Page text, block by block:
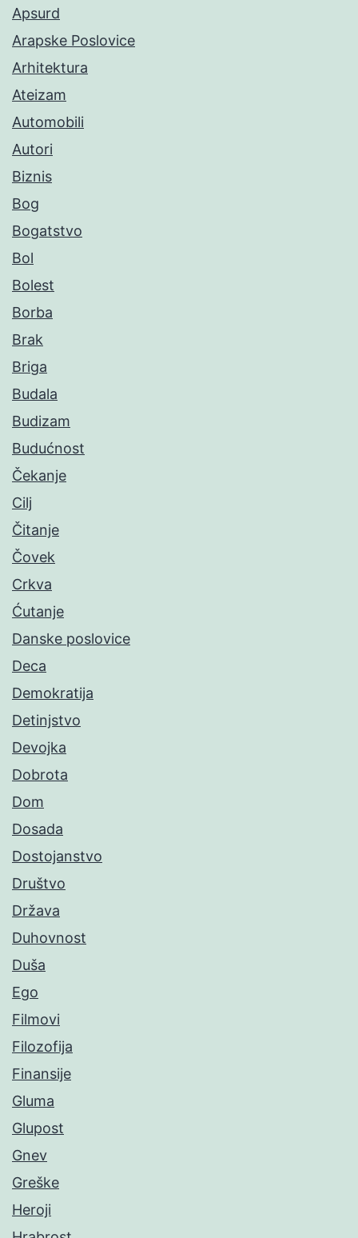
Apsurd
Arapske Poslovice
Arhitektura
Ateizam
Automobili
Autori
Biznis
Bog
Bogatstvo
Bol
Bolest
Borba
Brak
Briga
Budala
Budizam
Budućnost
Čekanje
Cilj
Čitanje
Čovek
Crkva
Ćutanje
Danske poslovice
Deca
Demokratija
Detinjstvo
Devojka
Dobrota
Dom
Dosada
Dostojanstvo
Društvo
Država
Duhovnost
Duša
Ego
Filmovi
Filozofija
Finansije
Gluma
Glupost
Gnev
Greške
Heroji